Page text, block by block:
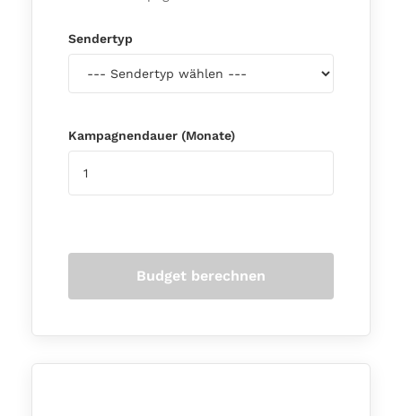
Sendertyp
Kampagnendauer (Monate)
Budget berechnen